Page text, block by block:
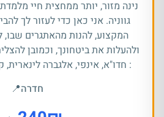
נינה מזור, יותר ממחצית חיי
גווניה. אני כאן כדי לעזור לך
המקצוע, להנות מהאתגרים שבו,
ולהעלות את ביטחונך, וכמובן
: חדו"א, אינפי, אלגברה לינארית,
חדרה📍